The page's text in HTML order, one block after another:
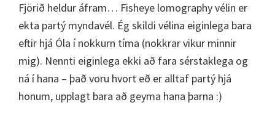
Fjörið heldur áfram… Fisheye lomography vélin er
ekta partý myndavél. Ég skildi vélina eiginlega bara
eftir hjá Óla í nokkurn tíma (nokkrar vikur minnir
mig). Nennti eiginlega ekki að fara sérstaklega og
ná í hana – það voru hvort eð er alltaf partý hjá
honum, upplagt bara að geyma hana þarna :)